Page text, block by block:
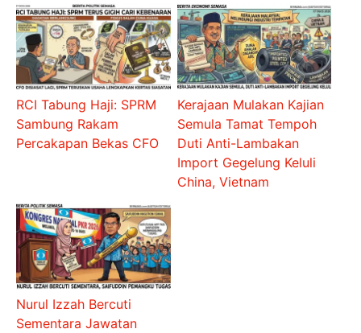
RCI Tabung Haji: SPRM
Sambung Rakam
Percakapan Bekas CFO
Kerajaan Mulakan Kajian
Semula Tamat Tempoh
Duti Anti-Lambakan
Import Gegelung Keluli
China, Vietnam
Nurul Izzah Bercuti
Sementara Jawatan